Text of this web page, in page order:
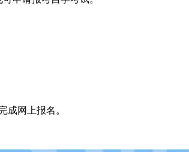
网上报名。